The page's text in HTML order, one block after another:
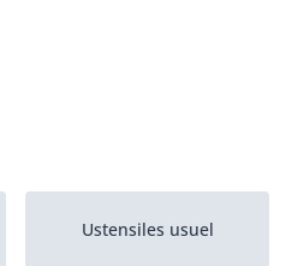
Ustensiles usuel